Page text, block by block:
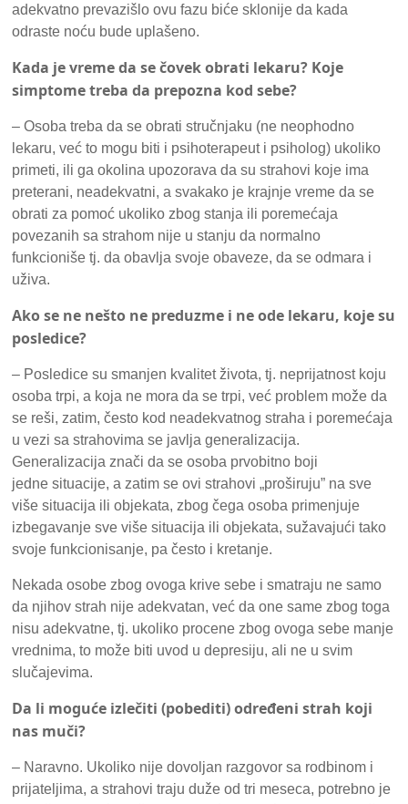
adekvatno prevazišlo ovu fazu biće sklonije da kada
odraste noću bude uplašeno.
Kada je vreme da se čovek obrati lekaru? Koje
simptome treba da prepozna kod sebe?
– Osoba treba da se obrati stručnjaku (ne neophodno
lekaru, već to mogu biti i psihoterapeut i psiholog) ukoliko
primeti, ili ga okolina upozorava da su strahovi koje ima
preterani, neadekvatni, a svakako je krajnje vreme da se
obrati za pomoć ukoliko zbog stanja ili poremećaja
povezanih sa strahom nije u stanju da normalno
funkcioniše tj. da obavlja svoje obaveze, da se odmara i
uživa.
Ako se ne nešto ne preduzme i ne ode lekaru, koje su
posledice?
– Posledice su smanjen kvalitet života, tj. neprijatnost koju
osoba trpi, a koja ne mora da se trpi, već problem može da
se reši, zatim, često kod neadekvatnog straha i poremećaja
u vezi sa strahovima se javlja generalizacija.
Generalizacija znači da se osoba prvobitno boji
jedne situacije, a zatim se ovi strahovi „proširuju” na sve
više situacija ili objekata, zbog čega osoba primenjuje
izbegavanje sve više situacija ili objekata, sužavajući tako
svoje funkcionisanje, pa često i kretanje.
Nekada osobe zbog ovoga krive sebe i smatraju ne samo
da njihov strah nije adekvatan, već da one same zbog toga
nisu adekvatne, tj. ukoliko procene zbog ovoga sebe manje
vrednima, to može biti uvod u depresiju, ali ne u svim
slučajevima.
Da li moguće izlečiti (pobediti) određeni strah koji
nas muči?
– Naravno. Ukoliko nije dovoljan razgovor sa rodbinom i
prijateljima, a strahovi traju duže od tri meseca, potrebno je